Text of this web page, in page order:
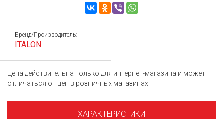
Бренд/Производитель:
ITALON
Цена действительна только для интернет-магазина и может
отличаться от цен в розничных магазинах
ХАРАКТЕРИСТИКИ